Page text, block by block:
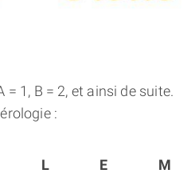
1, B = 2, et ainsi de suite.
:
L E M